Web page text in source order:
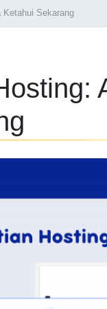
Ketahui Sekarang